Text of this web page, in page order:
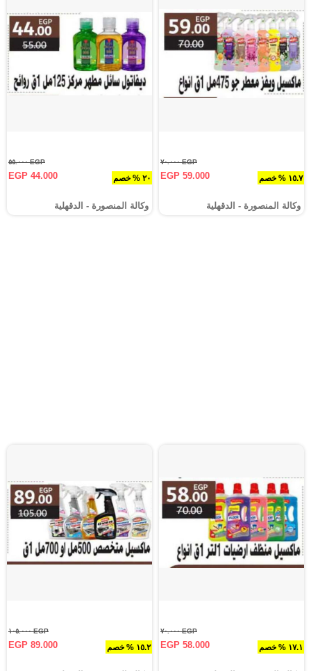
١٥.٧ % خصم
EGP ٧٠.٠٠٠
EGP 59.000
وكالة المنصورة - الدقهلية‎
٢٠ % خصم
EGP ٥٥.٠٠٠
EGP 44.000
وكالة المنصورة - الدقهلية‎
١٧.١ % خصم
EGP ٧٠.٠٠٠
EGP 58.000 ١٥.٢ % خصم
EGP ١٠٥.٠٠٠
EGP 89.000